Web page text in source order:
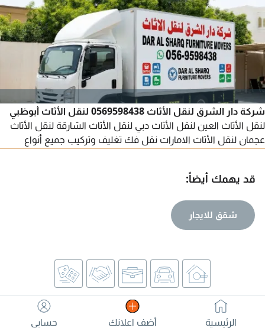
شركة دار الشرق لنقل الأثاث 0569598438 لنقل الأثاث أبوظبي
لنقل الأثاث العين لنقل الأثاث دبي لنقل الأثاث الشارقة لنقل الأثاث
عجمان لنقل الأثاث الامارات نقل فك تغليف وتركيب جميع أنواع
قد يهمك أيضاً:
شقق للايجار
الرئيسية أضف اعلانك حسابي